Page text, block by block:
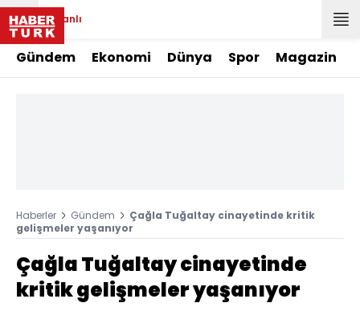
Canlı
Gündem Ekonomi Dünya Spor Magazin
Haberler Gündem
Çağla Tuğaltay cinayetinde kritik
gelişmeler yaşanıyor
Çağla Tuğaltay cinayetinde
kritik gelişmeler yaşanıyor